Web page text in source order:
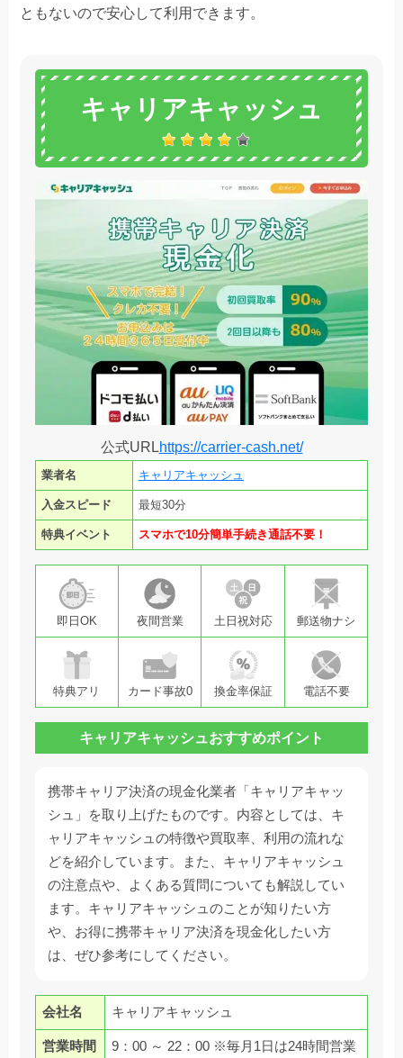
ともないので安心して利用できます。
キャリアキャッシュ
公式URLhttps://carrier-cash.net/
業者名 キャリアキャッシュ
入金スピード 最短30分
特典イベント スマホで10分簡単手続き通話不要！
即日OK 夜間営業 土日祝対応 郵送物ナシ
特典アリ カード事故0 換金率保証 電話不要
キャリアキャッシュおすすめポイント
携帯キャリア決済の現金化業者「キャリアキャッ
シュ」を取り上げたものです。内容としては、キ
ャリアキャッシュの特徴や買取率、利用の流れな
どを紹介しています。また、キャリアキャッシュ
の注意点や、よくある質問についても解説してい
ます。キャリアキャッシュのことが知りたい方
や、お得に携帯キャリア決済を現金化したい方
は、ぜひ参考にしてください。
会社名 キャリアキャッシュ
営業時間 9：00 ～ 22：00 ※毎月1日は24時間営業